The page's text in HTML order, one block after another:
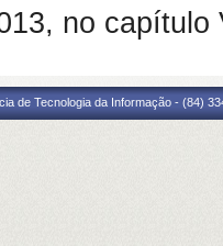
no
de Tecnologia da Informação - (84)